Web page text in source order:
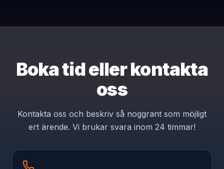
Boka tid ellerkontakta
oss
Kontakta oss och beskriv så noggrant som möjligt
ert ärende. Vi brukar svara inom 24 timmar!